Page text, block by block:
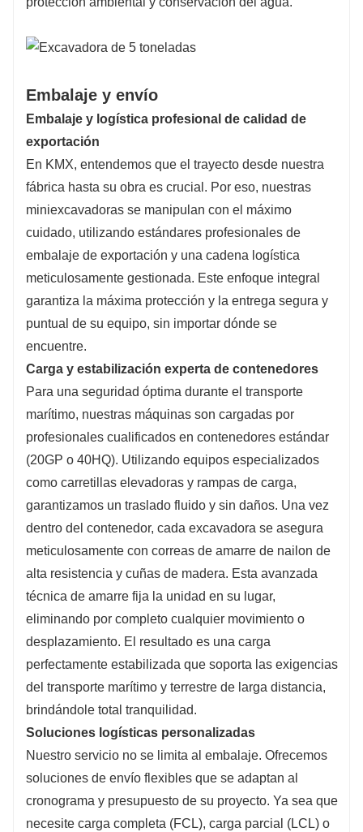
Embalaje y envío
Embalaje y logística profesional de calidad de
exportación
En KMX, entendemos que el trayecto desde nuestra
fábrica hasta su obra es crucial. Por eso, nuestras
miniexcavadoras se manipulan con el máximo
cuidado, utilizando estándares profesionales de
embalaje de exportación y una cadena logística
meticulosamente gestionada. Este enfoque integral
garantiza la máxima protección y la entrega segura y
puntual de su equipo, sin importar dónde se
encuentre.
Carga y estabilización experta de contenedores
Para una seguridad óptima durante el transporte
marítimo, nuestras máquinas son cargadas por
profesionales cualificados en contenedores estándar
(20GP o 40HQ). Utilizando equipos especializados
como carretillas elevadoras y rampas de carga,
garantizamos un traslado fluido y sin daños. Una vez
dentro del contenedor, cada excavadora se asegura
meticulosamente con correas de amarre de nailon de
alta resistencia y cuñas de madera. Esta avanzada
técnica de amarre fija la unidad en su lugar,
eliminando por completo cualquier movimiento o
desplazamiento. El resultado es una carga
perfectamente estabilizada que soporta las exigencias
del transporte marítimo y terrestre de larga distancia,
brindándole total tranquilidad.
Soluciones logísticas personalizadas
Nuestro servicio no se limita al embalaje. Ofrecemos
soluciones de envío flexibles que se adaptan al
cronograma y presupuesto de su proyecto. Ya sea que
necesite carga completa (FCL), carga parcial (LCL) o